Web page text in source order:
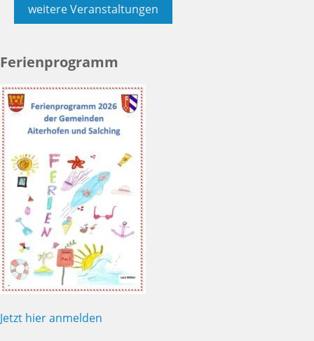
weitere Veranstaltungen
Ferienprogramm
Jetzt hier anmelden